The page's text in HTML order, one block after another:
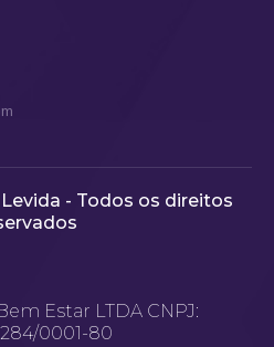
- Todos os direitos
Estar LTDA CNPJ:
0001-80